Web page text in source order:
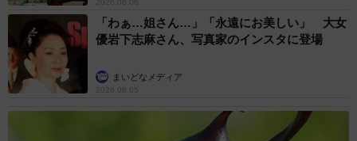
2026.08.06
「わぁ…姐さん…」「永遠にお美しい」 大女
優岩下志麻さん、写真家のインスタに登場
まいどなメディア
2026.08.05